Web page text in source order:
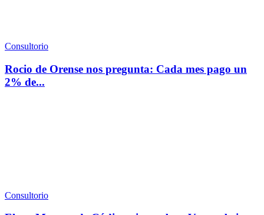
Consultorio
Rocio de Orense nos pregunta: Cada mes pago un
2% de...
Consultorio